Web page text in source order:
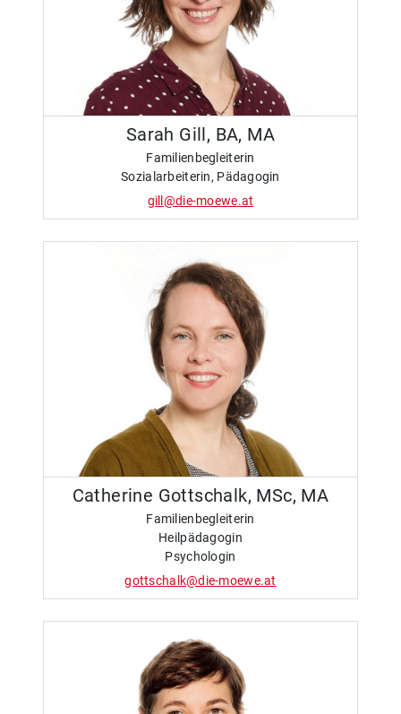
Sarah Gill, BA, MA
Familienbegleiterin
Sozialarbeiterin, Pädagogin
gill@die-moewe.at
Catherine Gottschalk, MSc, MA
Familienbegleiterin
Heilpädagogin
Psychologin
gottschalk@die-moewe.at